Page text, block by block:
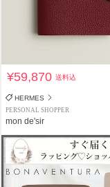
¥59,870送料込
HERMES
PERSONAL SHOPPER
mon de'sir